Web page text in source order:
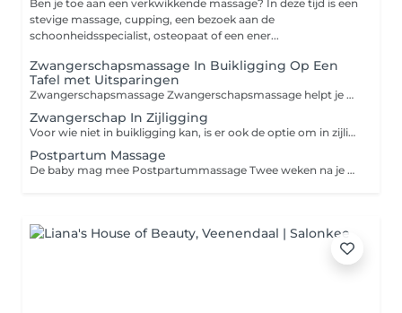
Ben je toe aan een verkwikkende massage? In deze tijd is een
stevige massage, cupping, een bezoek aan de
schoonheidsspecialist, osteopaat of een ener...
Zwangerschapsmassage In Buikligging Op Een
Tafel met Uitsparingen
Zwangerschapsmassage Zwangerschapsmassage helpt je fitter te voelen. Het verlicht hoofdpijn en misselijkheid en vermindert bekken- rug-, nek- en schouderklachten, kuitkramp, vocht vasthouden en slecht slapen. Zwangerschapsmassage 60 min op de buik op een speciale tafel Zwangerschapsmassage 60 op de buik op een speciale tafel met uitsparingen voor buik en borsten. Vermeld aub in de opmerkingen hoe lang je zwanger bent en of er eventueel belangrijke aandachtspunten zijn voor de masseuse. De tafel met uitsparingen wordt ervaren als een verademing omdat je eindelijk weer even lekker op je buik kan liggen terwijl je buik in een band in een gat van de tafel wordt ondersteunt. Als je nog op je rug kan liggen, sluiten we heel graag af met een ontspannende hoofd en gezichtsmassage. We vragen daarom geen make-up of haarstyling producten te gebruiken voor je naar ons toe komt! We bieden ook een zwangerschapsmassage in zijligging aan.
Zwangerschap In Zijligging
Voor wie niet in buikligging kan, is er ook de optie om in zijligging gemasseerd te worden.
Postpartum Massage
De baby mag mee Postpartummassage Twee weken na je bevalling ben je van harte welkom in onze salon voor een verzorgende postpartum massage. In deze bijzondere periode ben je nog erg gevoelig, en het verwerken en integreren van de geboorte-ervaring vraagt om rust, warmte en tijd om je te verbinden met je baby. Dit is een essentiële fase voor een gezond herstel, waar je de rest van je leven profijt van zult hebben. Volgens de ayurveda geldt: als je in de eerste 40 dagen na je bevalling goed voor jezelf zorgt, pluk je daar de komende 40 jaar de vruchten van. Wij helpen je hier graag bij. Een bevalling brengt zowel fysiek als emotioneel veel teweeg, waardoor je je soms even uit balans kunt voelen. Misschien verlang je ernaar om gekoesterd te worden, je lichaam weer echt te voelen, warmte te ervaren en je verhaal te delen. Door liefdevolle aandacht te geven aan jouw ervaring ontstaat er ruimte om te herstellen van je zwangerschap en bevalling. Onze behandeling ondersteunt je in deze intense en kwetsbare periode na de geboorte van je baby. Ook als je bevalling al langer geleden is, heeft het moederschap een diepgaande impact op je leven als vrouw. Vrouwen die in hun kraamtijd goed voor zichzelf zorgen, voelen zich vaak zelfverzekerder in hun rol als moeder en hebben een sterke band met hun baby. We zien bovendien dat borstvoeding makkelijker op gang komt, de bekken(bodem) beter herstelt, de energiebalans zich herstelt en rust een belangrijke plek krijgt in het dagelijks leven.